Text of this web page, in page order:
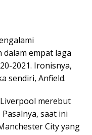
empat laga
2021. Ironisnya,
sendiri, Anfield.
merebut
saat ini
City yang